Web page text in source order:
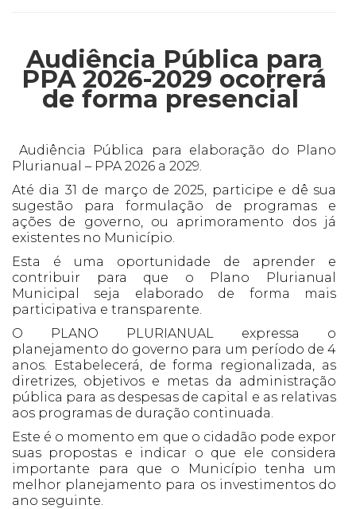
Audiência Pública para
PPA 2026-2029 ocorrerá
de forma presencial
Audiência Pública para elaboração do Plano
Plurianual – PPA 2026 a 2029.
Até dia 31 de março de 2025, participe e dê sua
sugestão para formulação de programas e
ações de governo, ou aprimoramento dos já
existentes no Município.
Esta é uma oportunidade de aprender e
contribuir para que o Plano Plurianual
Municipal seja elaborado de forma mais
participativa e transparente.
O PLANO PLURIANUAL expressa o
planejamento do governo para um período de 4
anos. Estabelecerá, de forma regionalizada, as
diretrizes, objetivos e metas da administração
pública para as despesas de capital e as relativas
aos programas de duração continuada.
Este é o momento em que o cidadão pode expor
suas propostas e indicar o que ele considera
importante para que o Município tenha um
melhor planejamento para os investimentos do
ano seguinte.